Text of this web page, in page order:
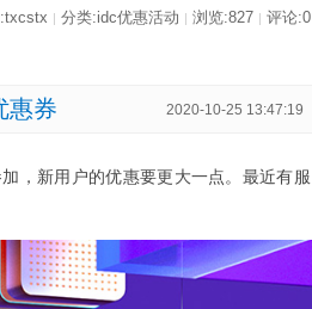
| 分类:idc优惠活动 | 浏览:827 | 评论:0
惠券 2020-10-25 13:47:19
，新用户的优惠要更大一点。最近有服